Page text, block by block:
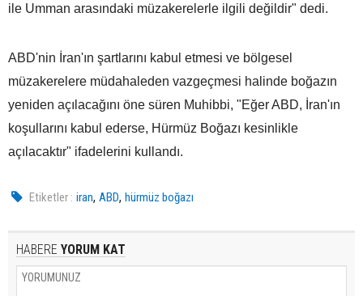
ile Umman arasındaki müzakerelerle ilgili değildir" dedi.
ABD'nin İran'ın şartlarını kabul etmesi ve bölgesel
müzakerelere müdahaleden vazgeçmesi halinde boğazın
yeniden açılacağını öne süren Muhibbi, "Eğer ABD, İran'ın
koşullarını kabul ederse, Hürmüz Boğazı kesinlikle
açılacaktır" ifadelerini kullandı.
Etiketler : iran,ABD,hürmüz boğazı
HABERE YORUM KAT